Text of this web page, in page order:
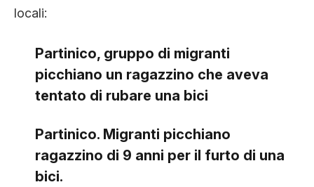
locali:
Partinico, gruppo di migranti
picchiano un ragazzino che aveva
tentato di rubare una bici
Partinico. Migranti picchiano
ragazzino di 9 anni per il furto di una
bici.